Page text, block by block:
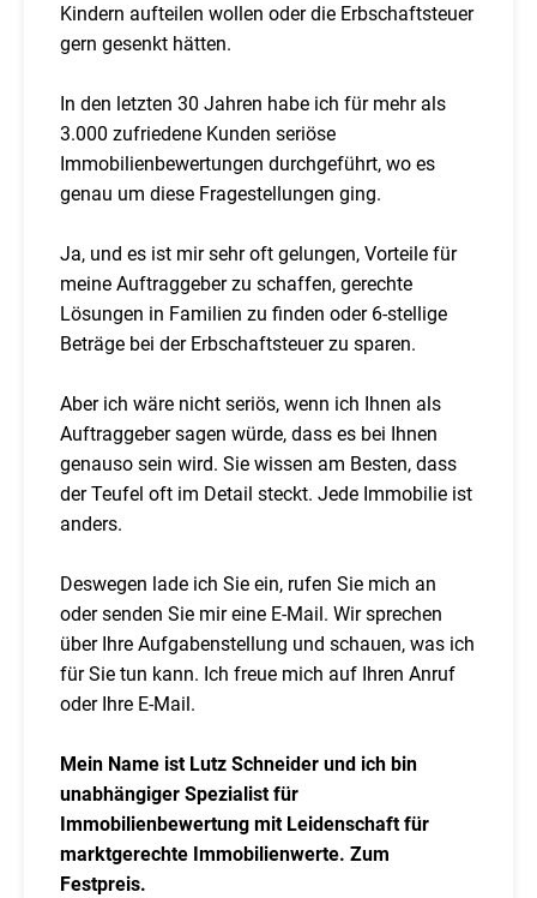
Kindern aufteilen wollen oder die Erbschaftsteuer
gern gesenkt hätten.
In den letzten 30 Jahren habe ich für mehr als
3.000 zufriedene Kunden seriöse
Immobilienbewertungen durchgeführt, wo es
genau um diese Fragestellungen ging.
Ja, und es ist mir sehr oft gelungen, Vorteile für
meine Auftraggeber zu schaffen, gerechte
Lösungen in Familien zu finden oder 6-stellige
Beträge bei der Erbschaftsteuer zu sparen.
Aber ich wäre nicht seriös, wenn ich Ihnen als
Auftraggeber sagen würde, dass es bei Ihnen
genauso sein wird. Sie wissen am Besten, dass
der Teufel oft im Detail steckt. Jede Immobilie ist
anders.
Deswegen lade ich Sie ein, rufen Sie mich an
oder senden Sie mir eine E-Mail. Wir sprechen
über Ihre Aufgabenstellung und schauen, was ich
für Sie tun kann. Ich freue mich auf Ihren Anruf
oder Ihre E-Mail.
Mein Name ist Lutz Schneider und ich bin
unabhängiger Spezialist für
Immobilienbewertung mit Leidenschaft für
marktgerechte Immobilienwerte. Zum
Festpreis.